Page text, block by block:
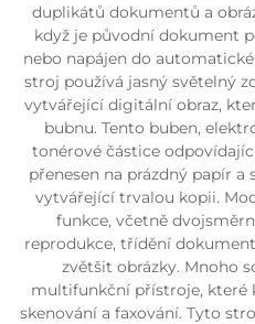
duplikátů dokumentů a
když je původní dokument
nebo napájen do
stroj používá jasný světelný
vytvářející digitální obraz,
bubnu. Tento buben,
tonérové částice
přenesen na prázdný papír
vytvářející trvalou kopii.
funkce, včetně
reprodukce, třídění
zvětšit obrázky. Mnoho
multifunkční přístroje, které
skenování a faxování. Tyto